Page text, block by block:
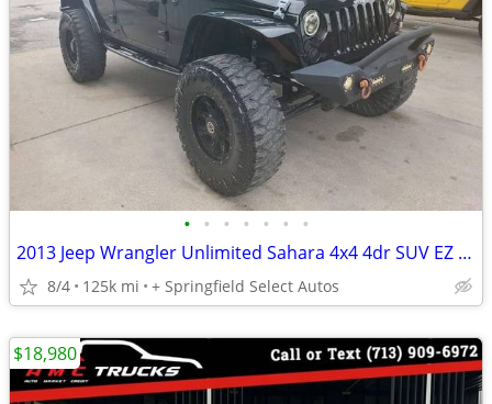
• • • • • • •
2013 Jeep Wrangler Unlimited Sahara 4x4 4dr SUV EZ FINANCING AVAILABLE
8/4 125k mi + Springfield Select Autos
$18,980